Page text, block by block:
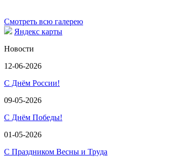
Смотреть всю галерею
Яндекс карты
Новости
12-06-2026
С Днём России!
09-05-2026
С Днём Победы!
01-05-2026
С Праздником Весны и Труда